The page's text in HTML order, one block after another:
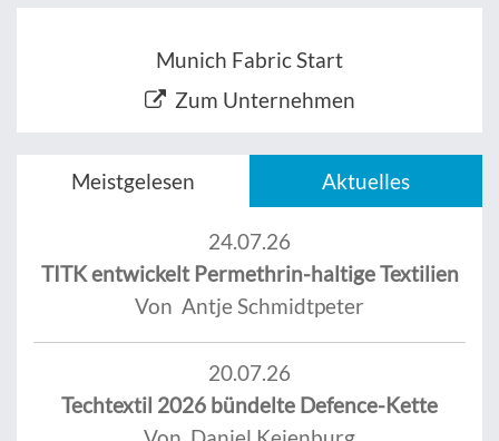
Munich Fabric Start
Zum Unternehmen
Meistgelesen Aktuelles
24.07.26
TITK entwickelt Permethrin-haltige Textilien
Von Antje Schmidtpeter
20.07.26
Techtextil 2026 bündelte Defence-Kette